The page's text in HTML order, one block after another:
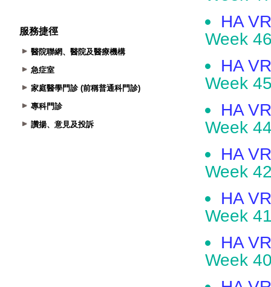
服務捷徑
醫院聯網、醫院及醫療機構
急症室
家庭醫學門診 (前稱普通科門診)
專科門診
讚揚、意見及投訴